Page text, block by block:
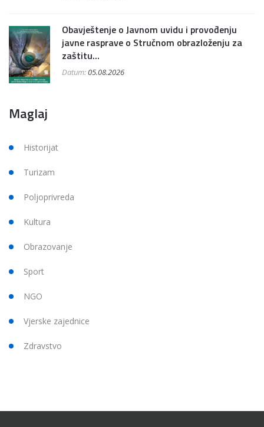
Obavještenje o Javnom uvidu i provođenju
javne rasprave o Stručnom obrazloženju za
zaštitu...
Datum:05.08.2026
Maglaj
Historijat
Turizam
Poljoprivreda
Kultura
Obrazovanje
Sport
NGO
Vjerske zajednice
Zdravstvo